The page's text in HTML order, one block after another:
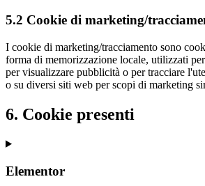
5.2 Cookie di marketing/
I cookie di marketing/tracciamento sono
forma di memorizzazione locale, utilizzati
per visualizzare pubblicità o per tracciare
o su diversi siti web per scopi di marketing
6. Cookie presenti
Elementor